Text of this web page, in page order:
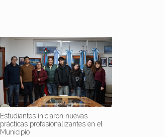
Estudiantes iniciaron nuevas
prácticas profesionalizantes en el
Municipio